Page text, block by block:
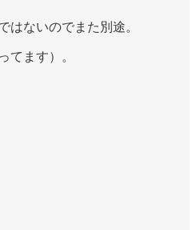
ないのでまた別途。
てます）。